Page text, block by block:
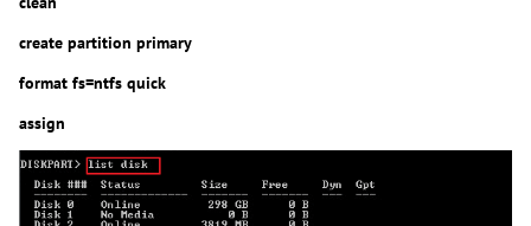
create partition primary
format fs=ntfs quick
assign